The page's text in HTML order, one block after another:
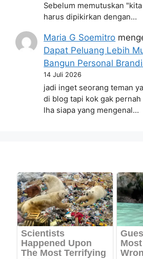
Sebelum memutuskan
harus dipikirkan dengan…
Maria G Soemitro
Dapat Peluang Lebih
Bangun Personal
14 Juli 2026
jadi inget seorang teman
di blog tapi kok gak
lha siapa yang mengenal…